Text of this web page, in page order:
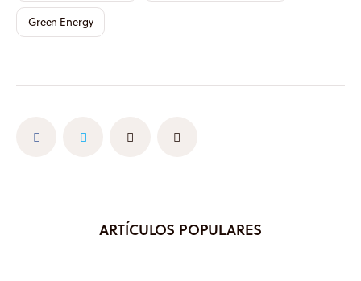
Green Energy
ARTÍCULOS POPULARES